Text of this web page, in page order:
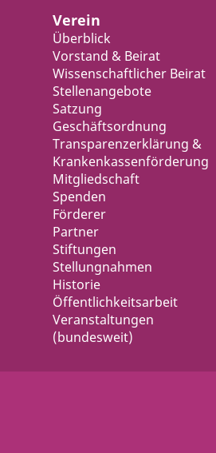
Verein
Überblick
Vorstand & Beirat
Wissenschaftlicher Beirat
Stellenangebote
Satzung
Geschäftsordnung
Transparenzerklärung &
Krankenkassenförderung
Mitgliedschaft
Spenden
Förderer
Partner
Stiftungen
Stellungnahmen
Historie
Öffentlichkeitsarbeit
Veranstaltungen
(bundesweit)